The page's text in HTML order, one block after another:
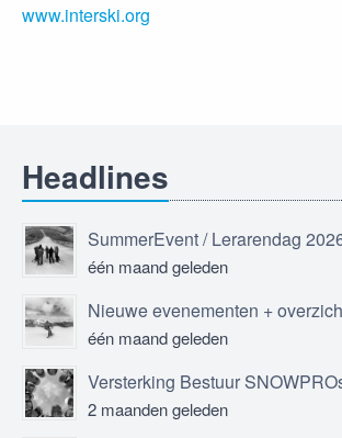
www.interski.org
Headlines
één maand geleden
Nieuwe evenementen +
één maand geleden
Versterking Bestuur
2 maanden geleden